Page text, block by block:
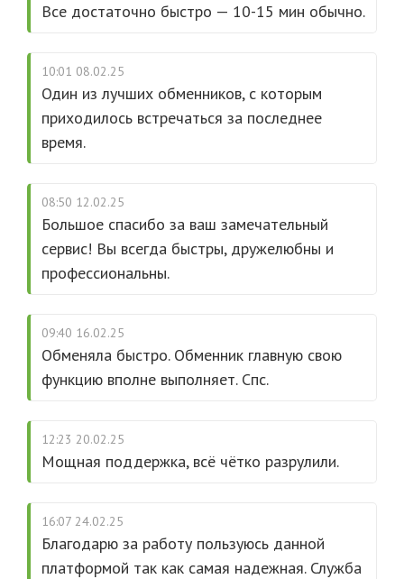
Все достаточно быстро — 10-15 мин обычно.
10:01 08.02.25
Один из лучших обменников, с которым
приходилось встречаться за последнее
время.
08:50 12.02.25
Большое спасибо за ваш замечательный
сервис! Вы всегда быстры, дружелюбны и
профессиональны.
09:40 16.02.25
Обменяла быстро. Обменник главную свою
функцию вполне выполняет. Спс.
12:23 20.02.25
Мощная поддержка, всё чётко разрулили.
16:07 24.02.25
Благодарю за работу пользуюсь данной
платформой так как самая надежная. Служба